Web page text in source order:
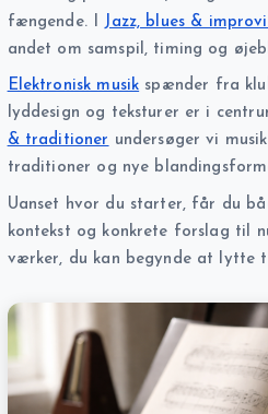
fængende. I Jazz, blues &
andet om samspil, timing og
Elektronisk musik spænder fra
lyddesign og teksturer er i
& traditioner undersøger vi
traditioner og nye
Uanset hvor du starter, får du
kontekst og konkrete forslag til
værker, du kan begynde at lytte